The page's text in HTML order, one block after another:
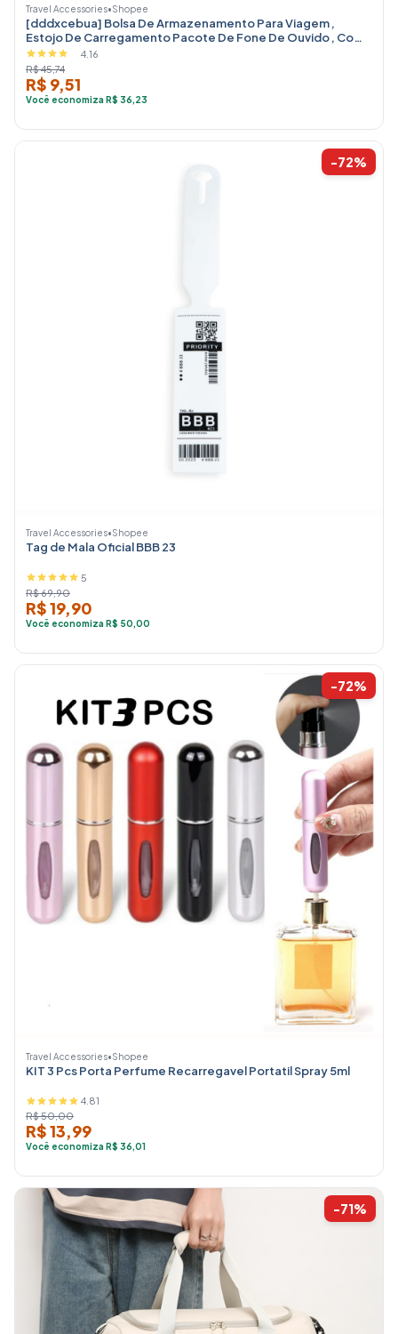
Travel Accessories•Shopee
[dddxcebua] Bolsa De Armazenamento Para Viagem ,
Estojo De Carregamento Pacote De Fone De Ouvido , Com
Zíper , Organizad
4.16
R$ 45,74
R$ 9,51
Você economiza R$ 36,23
-72%
Travel Accessories•Shopee
Tag de Mala Oficial BBB 23
5
R$ 69,90
R$ 19,90
Você economiza R$ 50,00
-72%
Travel Accessories•Shopee
KIT 3 Pcs Porta Perfume Recarregavel Portatil Spray 5ml
4.81
R$ 50,00
R$ 13,99
Você economiza R$ 36,01
-71%